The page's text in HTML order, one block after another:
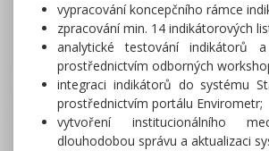
vypracování koncepčního rámce
zpracování min. 14 indikátorových
analytické testování indikátorů
prostřednictvím odborných
integraci indikátorů do systému
prostřednictvím portálu Envirometr;
vytvoření institucionálního
dlouhodobou správu a aktualizaci